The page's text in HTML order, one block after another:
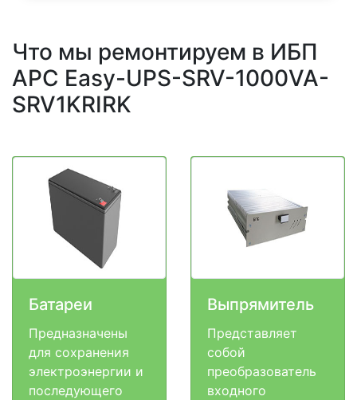
Что мы ремонтируем в ИБП
APC Easy-UPS-SRV-1000VA-
SRV1KRIRK
Батареи
Предназначены
для сохранения
электроэнергии и
последующего
Выпрямитель
Представляет
собой
преобразователь
входного